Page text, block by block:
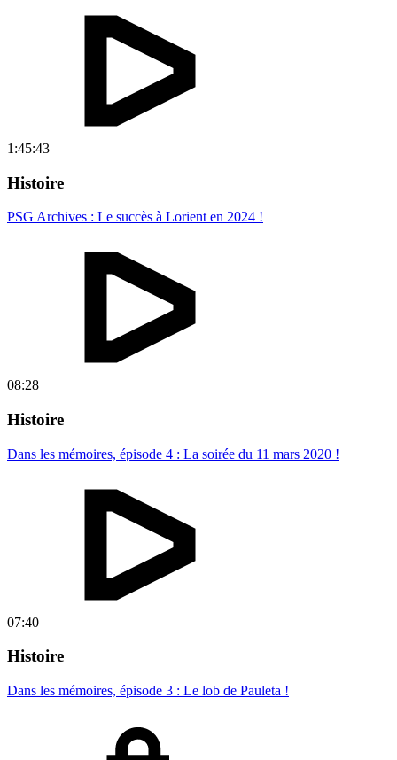
1:45:43
Histoire
PSG Archives : Le succès à Lorient en 2024 !
08:28
Histoire
Dans les mémoires, épisode 4 : La soirée du 11 mars 2020 !
07:40
Histoire
Dans les mémoires, épisode 3 : Le lob de Pauleta !